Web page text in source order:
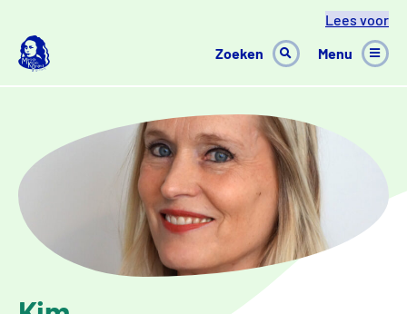
Lees voor
Zoeken
Menu